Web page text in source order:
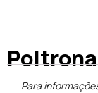
Para